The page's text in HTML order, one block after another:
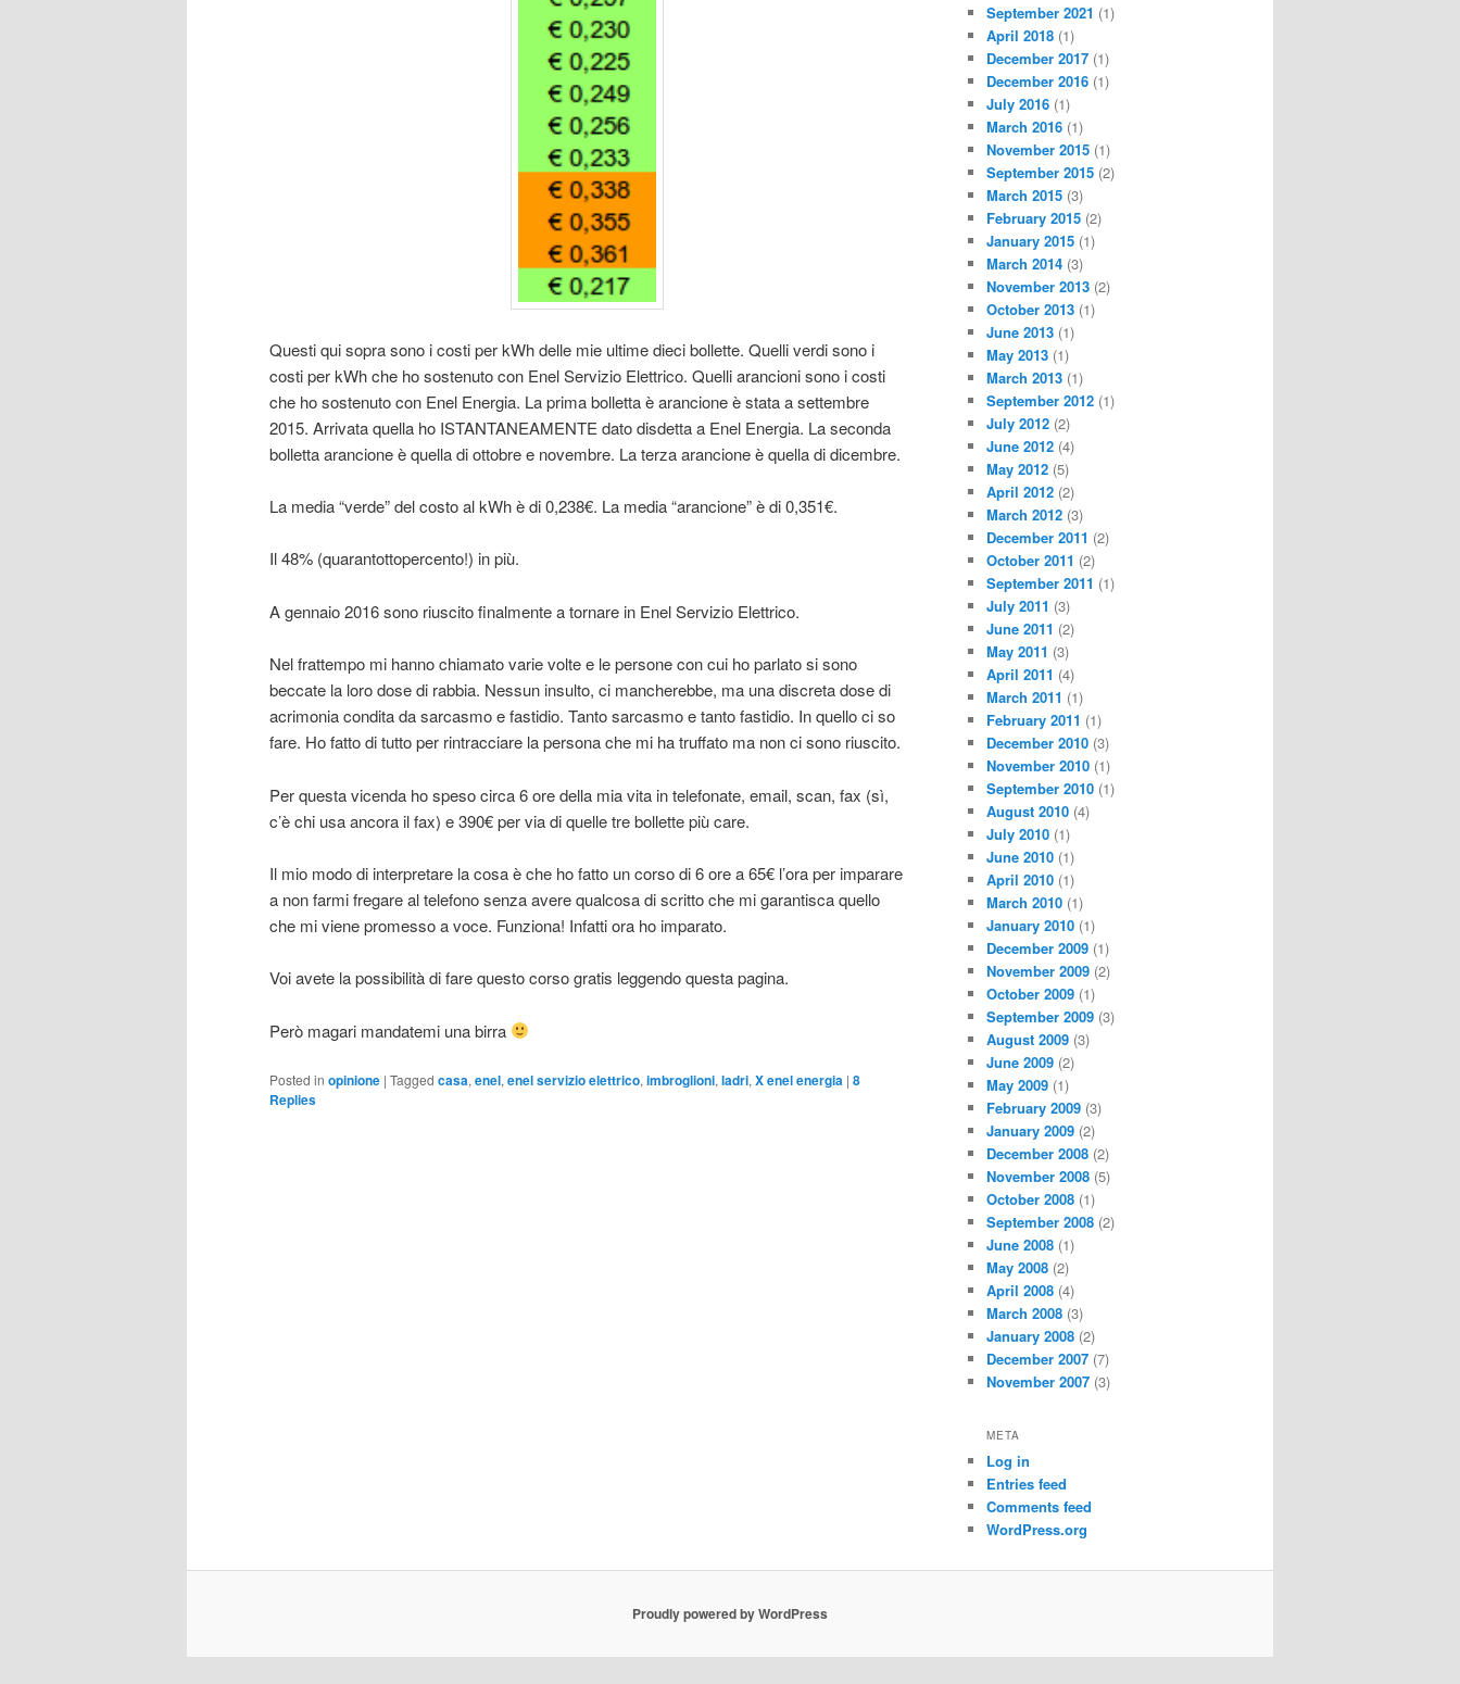
Questi qui sopra sono i costi per kWh delle mie ultime dieci bollette. Quelli verdi sono i
costi per kWh che ho sostenuto con Enel Servizio Elettrico. Quelli arancioni sono i costi
che ho sostenuto con Enel Energia. La prima bolletta è arancione è stata a settembre
2015. Arrivata quella ho ISTANTANEAMENTE dato disdetta a Enel Energia. La seconda
bolletta arancione è quella di ottobre e novembre. La terza arancione è quella di dicembre.
La media “verde” del costo al kWh è di 0,238€. La media “arancione” è di 0,351€.
Il 48% (quarantottopercento!) in più.
A gennaio 2016 sono riuscito finalmente a tornare in Enel Servizio Elettrico.
Nel frattempo mi hanno chiamato varie volte e le persone con cui ho parlato si sono
beccate la loro dose di rabbia. Nessun insulto, ci mancherebbe, ma una discreta dose di
acrimonia condita da sarcasmo e fastidio. Tanto sarcasmo e tanto fastidio. In quello ci so
fare. Ho fatto di tutto per rintracciare la persona che mi ha truffato ma non ci sono riuscito.
Per questa vicenda ho speso circa 6 ore della mia vita in telefonate, email, scan, fax (sì,
c’è chi usa ancora il fax) e 390€ per via di quelle tre bollette più care.
Il mio modo di interpretare la cosa è che ho fatto un corso di 6 ore a 65€ l’ora per imparare
a non farmi fregare al telefono senza avere qualcosa di scritto che mi garantisca quello
che mi viene promesso a voce. Funziona! Infatti ora ho imparato.
Voi avete la possibilità di fare questo corso gratis leggendo questa pagina.
Però magari mandatemi una birra
Posted in opinione | Tagged casa, enel, enel servizio elettrico, imbroglioni, ladri, X enel energia | 8
Replies
September 2021 (1)
April 2018 (1)
December 2017 (1)
December 2016 (1)
July 2016 (1)
March 2016 (1)
November 2015 (1)
September 2015 (2)
March 2015 (3)
February 2015 (2)
January 2015 (1)
March 2014 (3)
November 2013 (2)
October 2013 (1)
June 2013 (1)
May 2013 (1)
March 2013 (1)
September 2012 (1)
July 2012 (2)
June 2012 (4)
May 2012 (5)
April 2012 (2)
March 2012 (3)
December 2011 (2)
October 2011 (2)
September 2011 (1)
July 2011 (3)
June 2011 (2)
May 2011 (3)
April 2011 (4)
March 2011 (1)
February 2011 (1)
December 2010 (3)
November 2010 (1)
September 2010 (1)
August 2010 (4)
July 2010 (1)
June 2010 (1)
April 2010 (1)
March 2010 (1)
January 2010 (1)
December 2009 (1)
November 2009 (2)
October 2009 (1)
September 2009 (3)
August 2009 (3)
June 2009 (2)
May 2009 (1)
February 2009 (3)
January 2009 (2)
December 2008 (2)
November 2008 (5)
October 2008 (1)
September 2008 (2)
June 2008 (1)
May 2008 (2)
April 2008 (4)
March 2008 (3)
January 2008 (2)
December 2007 (7)
November 2007 (3)
META
Log in
Entries feed
Comments feed
WordPress.org
Proudly powered by WordPress